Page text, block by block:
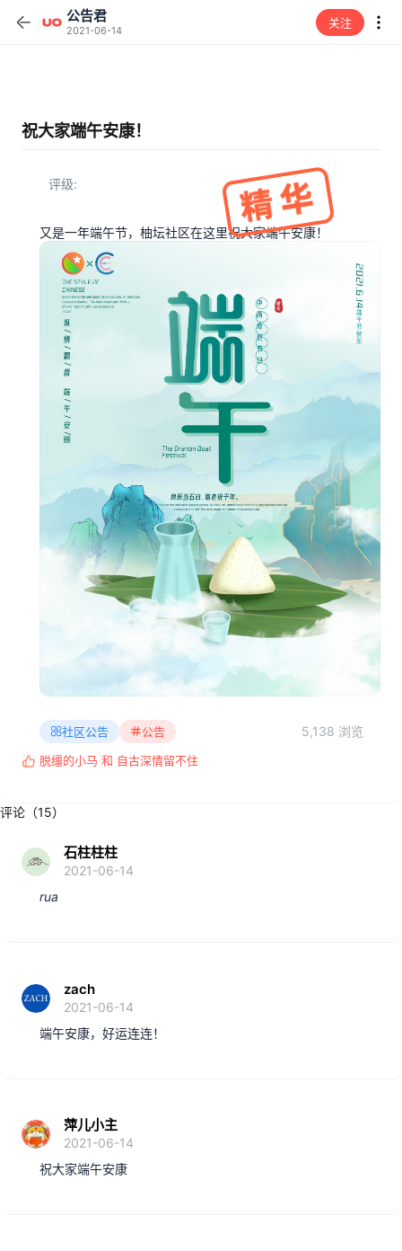
公告君
2021-06-14
关注
祝大家端午安康！
评级
又是一年端午节，柚坛社区在这里祝大家端午安康！
社区公告 公告 5,138 浏览
反 脱缰的小马 和 自古深情留不住
评论（15）
石柱柱柱
2021-06-14
rua
zach
2021-06-14
端午安康，好运连连！
萍儿小主
2021-06-14
祝大家端午安康